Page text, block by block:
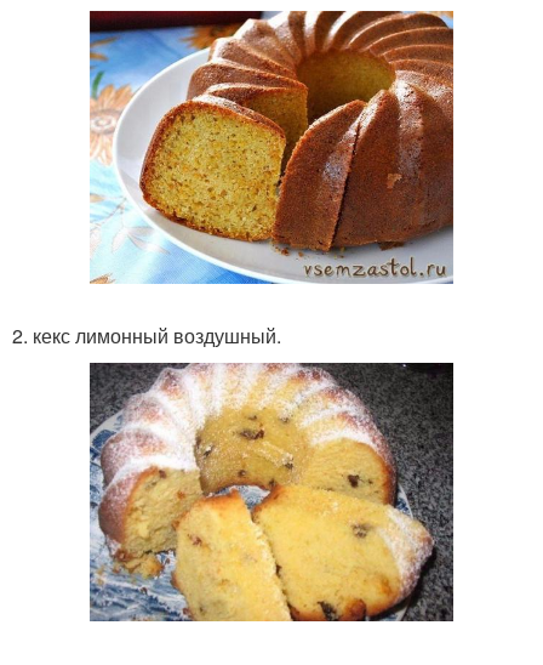
2. кекс лимонный воздушный.